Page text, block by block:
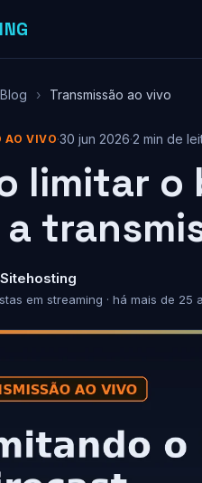
Blog › Transmissão ao vivo
AO VIVO·30 jun 2026·2 min de
limitar
em streaming · há mais de 25